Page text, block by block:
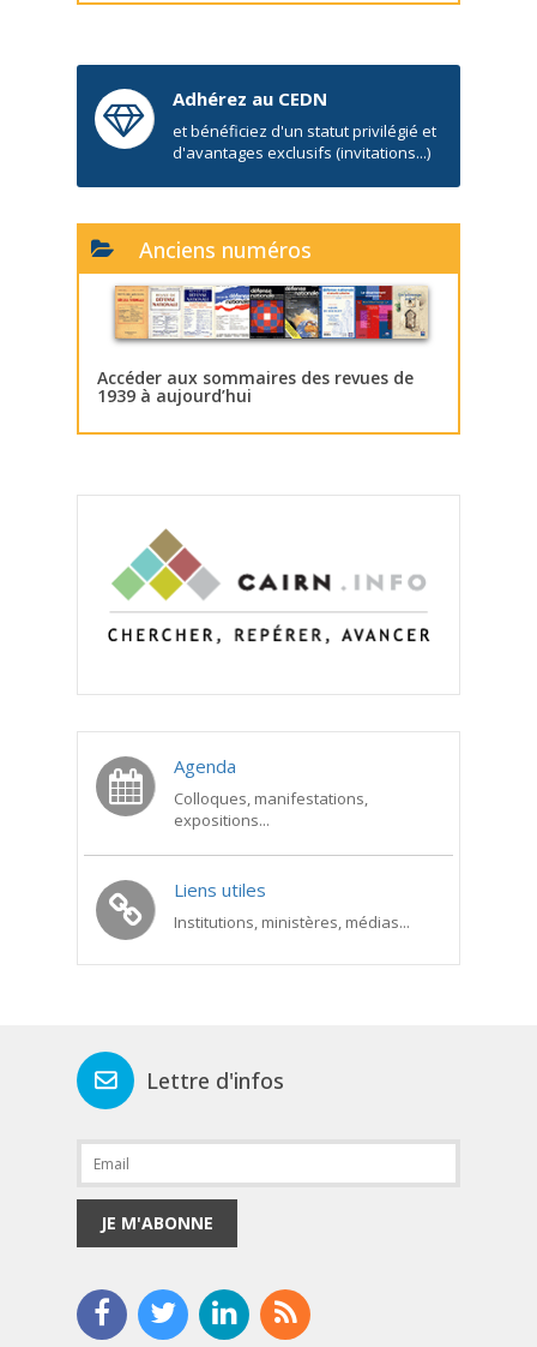
Adhérez au CEDN
et bénéficiez d'un statut privilégié et
d'avantages exclusifs (invitations...)
Anciens numéros
Accéder aux sommaires des revues de
1939 à aujourd’hui
Agenda
Colloques, manifestations,
expositions...
Liens utiles
Institutions, ministères, médias...
Lettre d'infos
JE M'ABONNE